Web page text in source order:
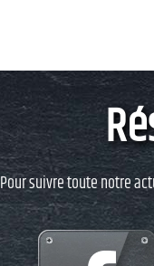
Pour suivre toute notre